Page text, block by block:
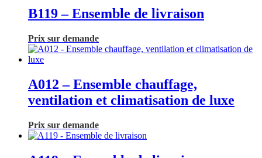
B119 – Ensemble de livraison
Prix sur demande
A012 – Ensemble chauffage,
ventilation et climatisation de luxe
Prix sur demande